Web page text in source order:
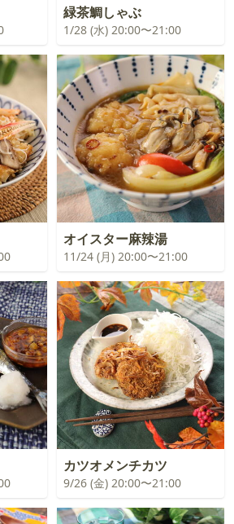
緑茶鯛しゃぶ
1/28 (水) 20:00〜21:00
オイスター麻辣湯
11/24 (月) 20:00〜21:00
カツオメンチカツ
9/26 (金) 20:00〜21:00